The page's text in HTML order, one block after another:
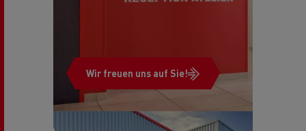
Wir freuen uns auf Sie!